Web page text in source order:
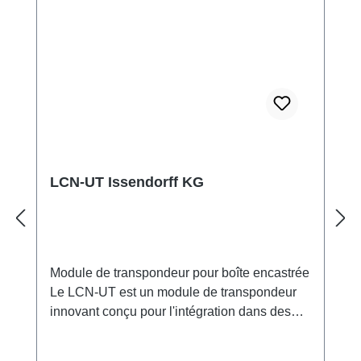
LCN-UT Issendorff KG
Module de transpondeur pour boîte encastrée
Le LCN-UT est un module de transpondeur
innovant conçu pour l'intégration dans des